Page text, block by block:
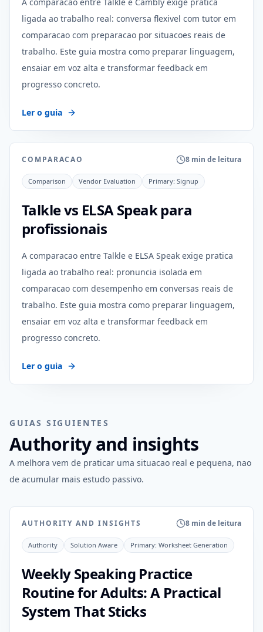
ligada ao trabalho real: conversa flexivel com tutor em
comparacao com preparacao por situacoes reais de
trabalho. Este guia mostra como preparar linguagem,
ensaiar em voz alta e transformar feedback em
progresso concreto.
Ler o guia
COMPARACAO 8 min de leitura
Comparison Vendor Evaluation Primary: Signup
Talkle vs ELSA Speak para
profissionais
A comparacao entre Talkle e ELSA Speak exige pratica
ligada ao trabalho real: pronuncia isolada em
comparacao com desempenho em conversas reais de
trabalho. Este guia mostra como preparar linguagem,
ensaiar em voz alta e transformar feedback em
progresso concreto.
Ler o guia
GUIAS SIGUIENTES
Authority and insights
A melhora vem de praticar uma situacao real e pequena, nao
de acumular mais estudo passivo.
AUTHORITY AND INSIGHTS 8 min de leitura
Authority Solution Aware Primary: Worksheet Generation
Weekly Speaking Practice
Routine for Adults: A Practical
System That Sticks